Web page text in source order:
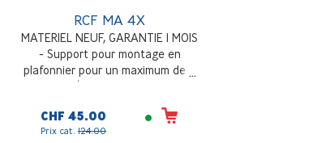
RCF MA 4X
MATERIEL NEUF, GARANTIE 1 MOIS
- Support pour montage en
plafonnier pour un maximum de 4
enceintes (MR 33T - 44T MR - MR
cluster
CHF 45.00
Prix cat.124.00